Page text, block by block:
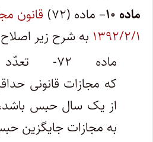
ماده ۱۰
– ماده (۷۲)
قانون
۱۳۹۲/۲/۱ به شرح زیر
ماده ۷۲‌-
که مجازات قانونی
از یک سال حبس
به مجازات جایگزین